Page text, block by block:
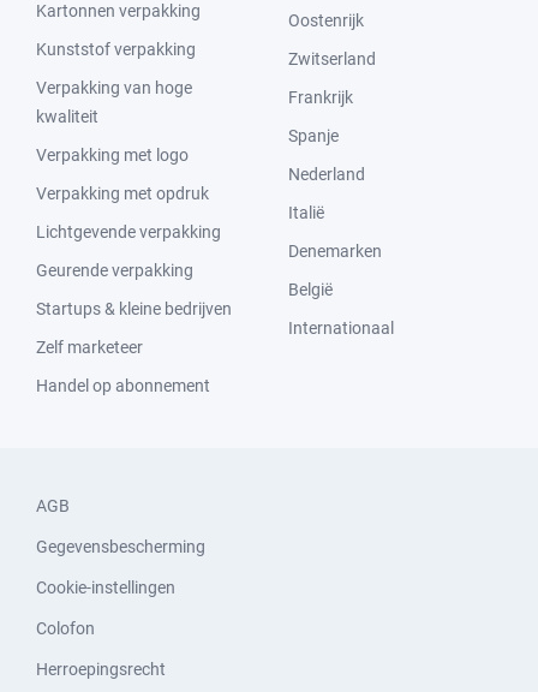
Kartonnen verpakking
Kunststof verpakking
Verpakking van hoge
kwaliteit
Verpakking met logo
Verpakking met opdruk
Lichtgevende verpakking
Geurende verpakking
Startups & kleine bedrijven
Zelf marketeer
Handel op abonnement
Oostenrijk
Zwitserland
Frankrijk
Spanje
Nederland
Italië
Denemarken
België
Internationaal
AGB
Gegevensbescherming
Cookie-instellingen
Colofon
Herroepingsrecht